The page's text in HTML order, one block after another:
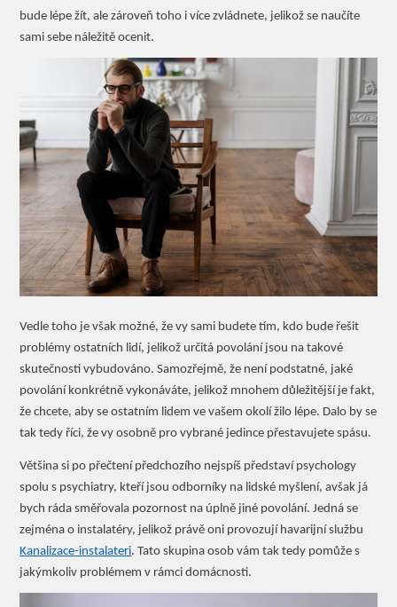
bude lépe žít, ale zároveň toho i více zvládnete, jelikož se naučíte
sami sebe náležitě ocenit.
Vedle toho je však možné, že vy sami budete tím, kdo bude řešit
problémy ostatních lidí, jelikož určitá povolání jsou na takové
skutečnosti vybudováno. Samozřejmě, že není podstatné, jaké
povolání konkrétně vykonáváte, jelikož mnohem důležitější je fakt,
že chcete, aby se ostatním lidem ve vašem okolí žilo lépe. Dalo by se
tak tedy říci, že vy osobně pro vybrané jedince přestavujete spásu.
Většina si po přečtení předchozího nejspíš představí psychology
spolu s psychiatry, kteří jsou odborníky na lidské myšlení, avšak já
bych ráda směřovala pozornost na úplně jiné povolání. Jedná se
zejména o instalatéry, jelikož právě oni provozují havarijní službu
Kanalizace-instalateri. Tato skupina osob vám tak tedy pomůže s
jakýmkoliv problémem v rámci domácnosti.